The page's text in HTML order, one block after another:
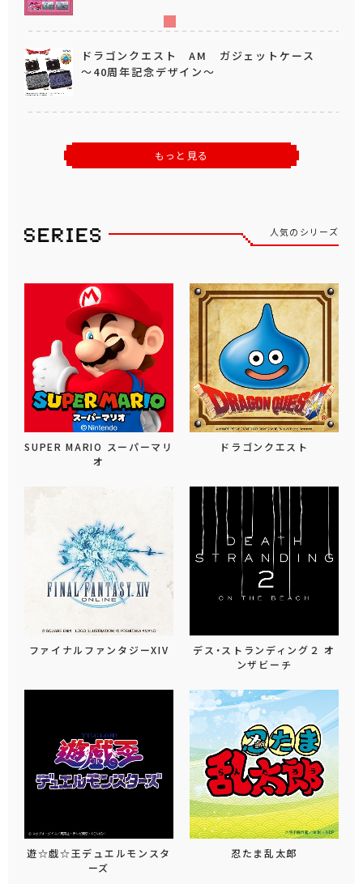
ドラゴンクエスト AM ガジェットケース
～40周年記念デザイン～
もっと見る
人気のシリーズ
SUPER MARIO スーパーマリ
オ
ドラゴンクエスト
ファイナルファンタジーXIV
デス・ストランディング２ オ
ンザビーチ
遊☆戯☆王デュエルモンスタ
ーズ
忍たま乱太郎